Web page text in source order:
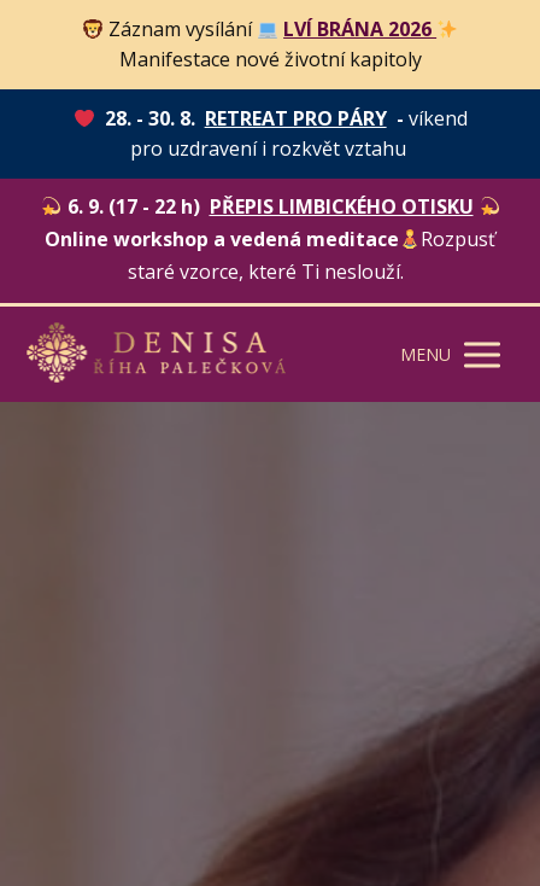
Záznam vysílání
LVÍ BRÁNA 2026
Manifestace nové životní kapitoly
28. - 30. 8. RETREAT PRO PÁRY- víkend
pro uzdravení i rozkvět vztahu
6. 9. (17 - 22 h) PŘEPIS LIMBICKÉHO OTISKU
Online workshop a vedená meditace
Rozpusť
staré vzorce, které Ti neslouží.
MENU